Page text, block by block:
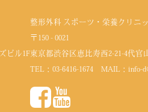
ビル1F
整形外科 スポーツ・栄養クリニ
〒150 - 0021
東京都渋谷区恵比寿西2-21-4代官
TEL： 03-6416-1674MAIL： info-